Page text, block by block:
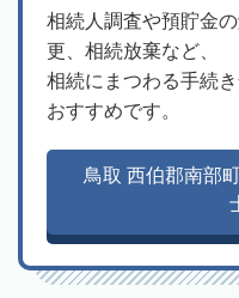
相続人調査や預貯金
更、相続放棄など、
相続にまつわる手続
おすすめです。
鳥取 西伯郡南部